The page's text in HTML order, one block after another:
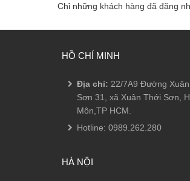
Chỉ những khách hàng đã đăng
HỒ CHÍ MINH
Địa chỉ: 22/7A9 Đường
Sơn 31, xã Xuân Thới Sơn,
Môn,TP HCM.
Hotline: 0989.262.280
HÀ NỘI